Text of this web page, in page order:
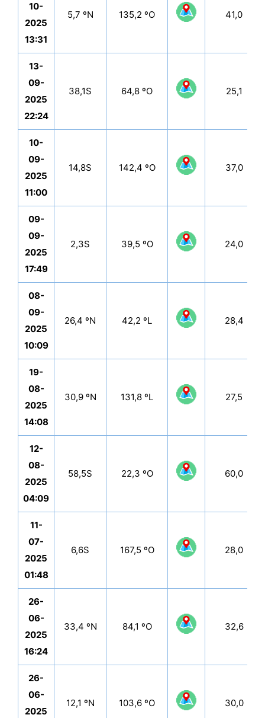
10-
2025
13:31
5,7 ºN 135,2 ºO 41,0
13-
09-
2025
22:24
38,1S 64,8 ºO 25,1
10-
09-
2025
11:00
14,8S 142,4 ºO 37,0
09-
09-
2025
17:49
2,3S 39,5 ºO 24,0
08-
09-
2025
10:09
26,4 ºN 42,2 ºL 28,4
19-
08-
2025
14:08
30,9 ºN 131,8 ºL 27,5
12-
08-
2025
04:09
58,5S 22,3 ºO 60,0
11-
07-
2025
01:48
6,6S 167,5 ºO 28,0
26-
06-
2025
16:24
33,4 ºN 84,1 ºO 32,6
26-
06-
2025
12,1 ºN 103,6 ºO 30,0